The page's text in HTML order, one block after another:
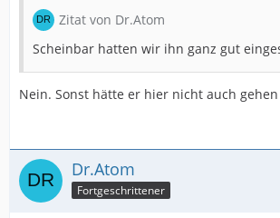
Zitat von Dr.Atom
Scheinbar hatten wir ihn ganz gut
Nein. Sonst hätte er hier nicht auch
Dr.Atom
Fortgeschrittener